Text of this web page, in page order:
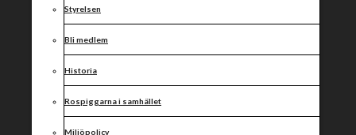
Styrelsen
Bli medlem
Historia
Rospiggarna i samhället
Miljöpolicy
tillsammans
mot
framtiden